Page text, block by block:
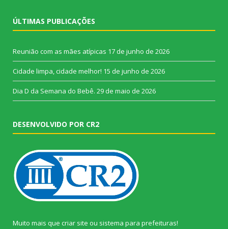
ÚLTIMAS PUBLICAÇÕES
Reunião com as mães atípicas 17 de junho de 2026
Cidade limpa, cidade melhor! 15 de junho de 2026
Dia D da Semana do Bebê. 29 de maio de 2026
DESENVOLVIDO POR CR2
Muito mais que criar site ou sistema para prefeituras!